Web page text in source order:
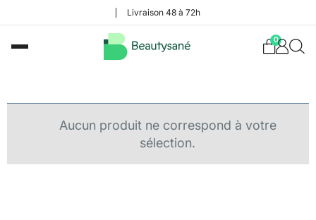
Livraison 48 à 72h
0
Aucun produit ne correspond à votre
sélection.